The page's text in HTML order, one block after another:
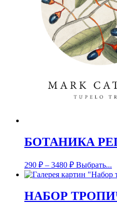
БОТАНИКА
290 ₽ – 3480 ₽ Выбрать...
НАБОР